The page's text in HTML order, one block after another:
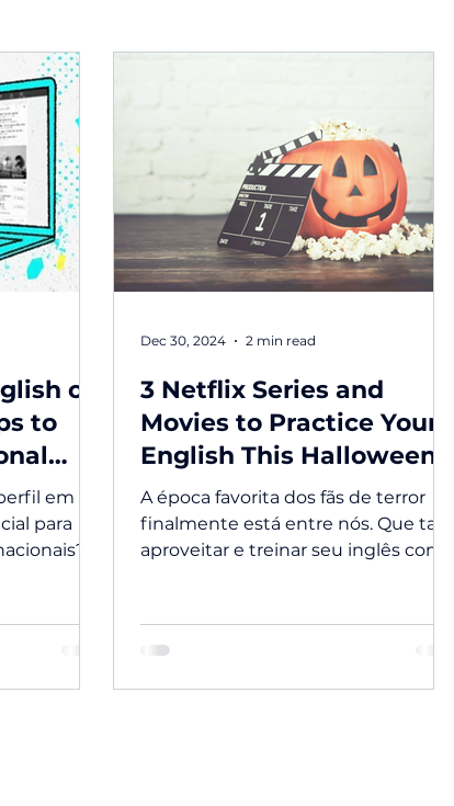
on
to
em
para
3 Netflix Series and
Movies to Practice Your
English This Halloween
A época favorita dos fãs de terror
finalmente está entre nós. Que tal
aproveitar e treinar seu inglês com
Dec 30, 2024 2 min read